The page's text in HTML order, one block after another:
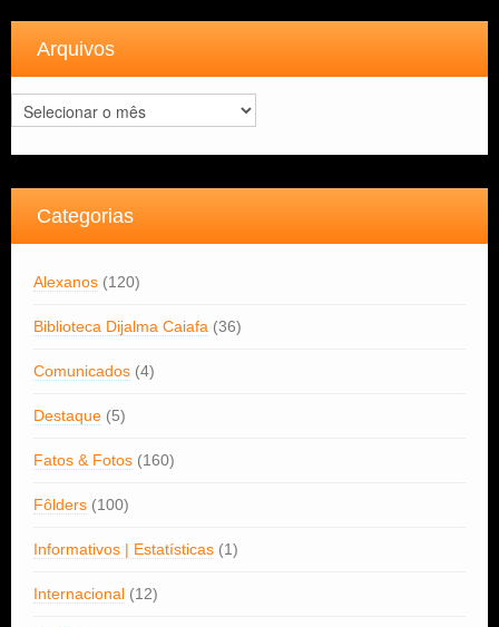
Arquivos
Arquivos
Categorias
Alexanos (120)
Biblioteca Dijalma Caiafa (36)
Comunicados (4)
Destaque (5)
Fatos & Fotos (160)
Fôlders (100)
Informativos | Estatísticas (1)
Internacional (12)